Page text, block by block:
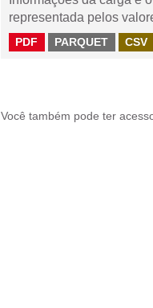
representada pelos
PDF PARQUET CSV
Você também pode ter